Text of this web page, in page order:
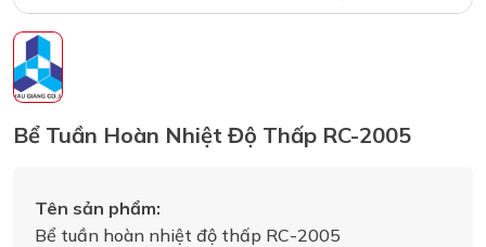
Bể Tuần Hoàn Nhiệt Độ Thấp RC-2005
Tên sản phẩm:
Bể tuần hoàn nhiệt độ thấp RC-2005